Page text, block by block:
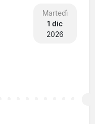
Martedì
1 dic
2026